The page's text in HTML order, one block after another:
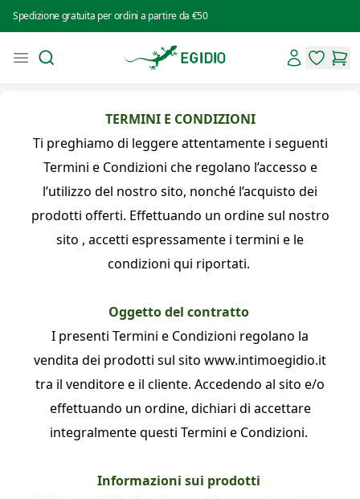
Spedizione gratuita per ordini a partire da €50
Open menu
Search
Intimo Egidio
Account
items in
TERMINI E CONDIZIONI
Ti preghiamo di leggere attentamente i seguenti
Termini e Condizioni che regolano l’accesso e
l’utilizzo del nostro sito, nonché l’acquisto dei
prodotti offerti. Effettuando un ordine sul nostro
sito , accetti espressamente i termini e le
condizioni qui riportati.
Oggetto del contratto
I presenti Termini e Condizioni regolano la
vendita dei prodotti sul sito www.intimoegidio.it
tra il venditore e il cliente. Accedendo al sito e/o
effettuando un ordine, dichiari di accettare
integralmente questi Termini e Condizioni.
Informazioni sui prodotti